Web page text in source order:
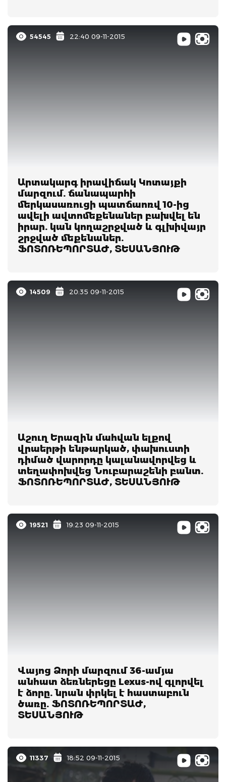
54545 22:40 09-11-2015
Արտակարգ իրավիճակ Կոտայքի
մարզում. ճանապարհի
մերկասառուցի պատճաոռվ 10-ից
ավելի ավտոմեքենաներ բախվել են
իրար. կան կողաշրջված և գլխիվայր
շրջված մեքենաներ.
ՖՈՏՈՌԵՊՈՐՏԱԺ, ՏԵՍԱՆՅՈՒԹ
14509 20:35 09-11-2015
Աշուղ Երազին մահվան ելքով
վրաերթի ենթարկած, փախուստի
դիմած վարորդը կալանավորվեց և
տեղափոխվեց Նուբարաշենի բանտ.
ՖՈՏՈՌԵՊՈՐՏԱԺ, ՏԵՍԱՆՅՈՒԹ
19521 19:23 09-11-2015
Վայոց Ձորի մարզում 36-ամյա
անհատ ձեռներեցը Lexus-ով գլորվել
է ձորը. նրան փրկել է հաստաբուն
ծառը. ՖՈՏՈՌԵՊՈՐՏԱԺ,
ՏԵՍԱՆՅՈՒԹ
11337 18:52 09-11-2015